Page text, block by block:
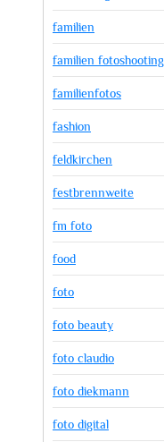
familien
familien fotoshooting
familienfotos
fashion
feldkirchen
festbrennweite
fm foto
food
foto
foto beauty
foto claudio
foto diekmann
foto digital